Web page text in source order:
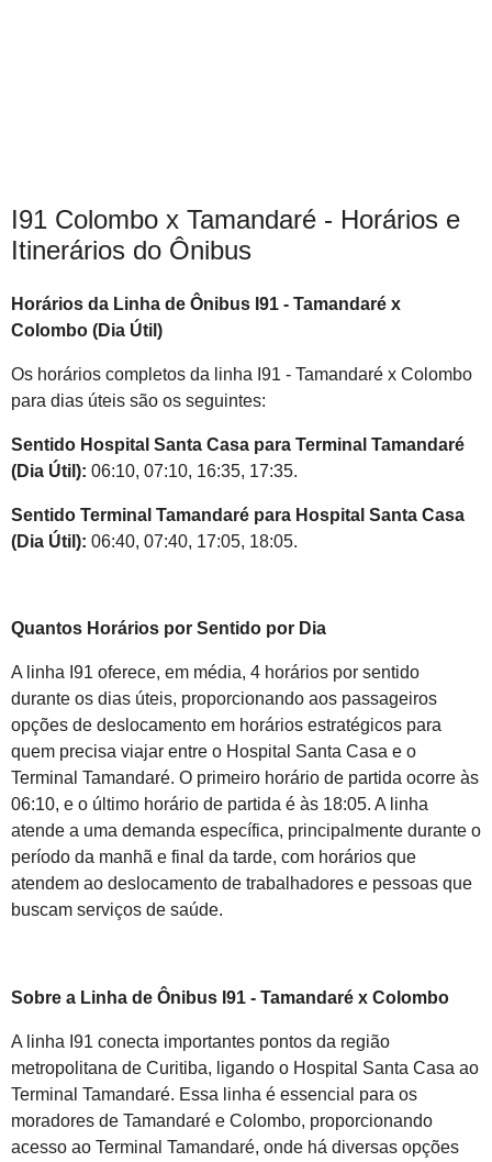
I91 Colombo x Tamandaré - Horários e
Itinerários do Ônibus
Horários da Linha de Ônibus I91 - Tamandaré x
Colombo (Dia Útil)
Os horários completos da linha I91 - Tamandaré x Colombo
para dias úteis são os seguintes:
Sentido Hospital Santa Casa para Terminal Tamandaré
(Dia Útil): 06:10, 07:10, 16:35, 17:35.
Sentido Terminal Tamandaré para Hospital Santa Casa
(Dia Útil): 06:40, 07:40, 17:05, 18:05.
Quantos Horários por Sentido por Dia
A linha I91 oferece, em média, 4 horários por sentido
durante os dias úteis, proporcionando aos passageiros
opções de deslocamento em horários estratégicos para
quem precisa viajar entre o Hospital Santa Casa e o
Terminal Tamandaré. O primeiro horário de partida ocorre às
06:10, e o último horário de partida é às 18:05. A linha
atende a uma demanda específica, principalmente durante o
período da manhã e final da tarde, com horários que
atendem ao deslocamento de trabalhadores e pessoas que
buscam serviços de saúde.
Sobre a Linha de Ônibus I91 - Tamandaré x Colombo
A linha I91 conecta importantes pontos da região
metropolitana de Curitiba, ligando o Hospital Santa Casa ao
Terminal Tamandaré. Essa linha é essencial para os
moradores de Tamandaré e Colombo, proporcionando
acesso ao Terminal Tamandaré, onde há diversas opções